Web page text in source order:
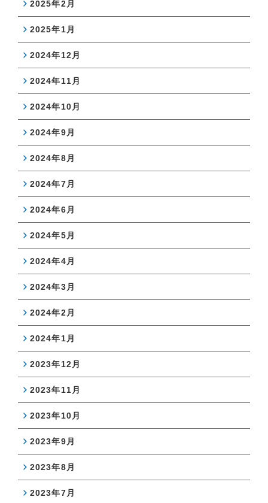
2025年2月
2025年1月
2024年12月
2024年11月
2024年10月
2024年9月
2024年8月
2024年7月
2024年6月
2024年5月
2024年4月
2024年3月
2024年2月
2024年1月
2023年12月
2023年11月
2023年10月
2023年9月
2023年8月
2023年7月